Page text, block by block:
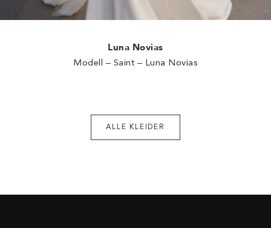
Luna Novias
Modell – Saint – Luna Novias
ALLE KLEIDER